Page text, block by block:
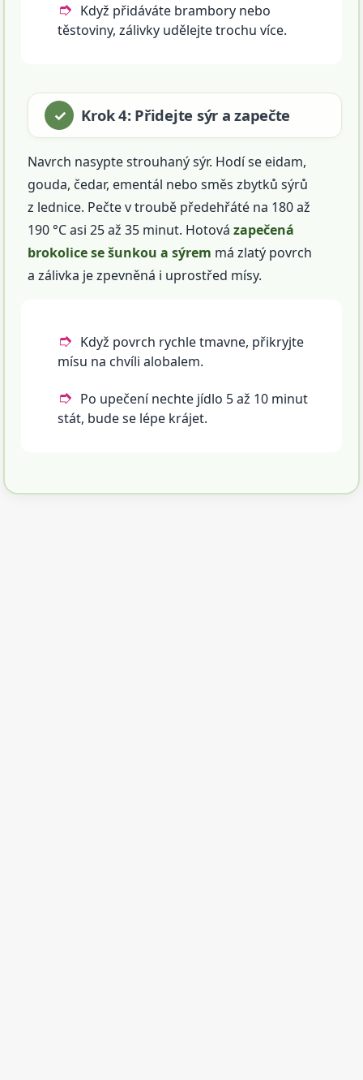
Když přidáváte brambory nebo
těstoviny, zálivky udělejte trochu více.
Krok 4: Přidejte sýr a zapečte
Navrch nasypte strouhaný sýr. Hodí se eidam,
gouda, čedar, ementál nebo směs zbytků sýrů
z lednice. Pečte v troubě předehřáté na 180 až
190 °C asi 25 až 35 minut. Hotovázapečená
brokolice se šunkou a sýrem má zlatý povrch
a zálivka je zpevněná i uprostřed mísy.
Když povrch rychle tmavne, přikryjte
mísu na chvíli alobalem.
Po upečení nechte jídlo 5 až 10 minut
stát, bude se lépe krájet.